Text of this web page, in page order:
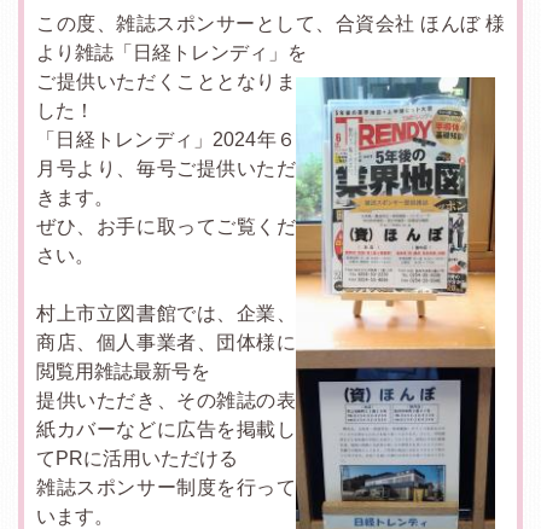
この度、雑誌スポンサーとして、合資会社 ほんぼ 様
より雑誌「日経トレンディ」を
ご提供いただくこととなりま
した！
「日経トレンディ」2024年６
月号より、毎号ご提供いただ
きます。
ぜひ、お手に取ってご覧くだ
さい。
村上市立図書館では、企業、
商店、個人事業者、団体様に
閲覧用雑誌最新号を
提供いただき、その雑誌の表
紙カバーなどに広告を掲載し
てPRに活用いただける
雑誌スポンサー制度を行って
います。